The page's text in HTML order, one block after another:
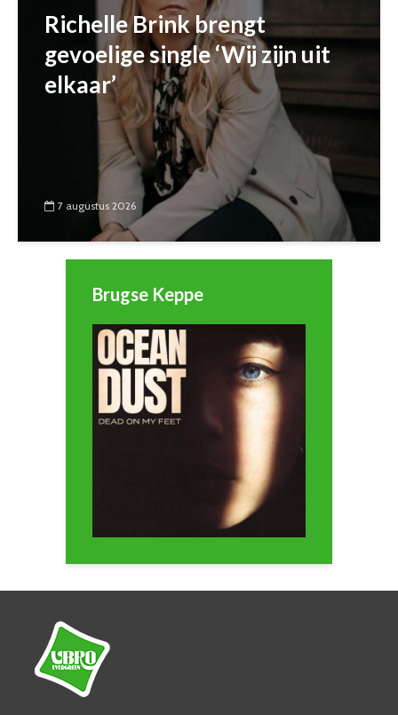
Richelle Brink brengt
gevoelige single ‘Wij zijn uit
elkaar’
7 augustus 2026
Brugse Keppe